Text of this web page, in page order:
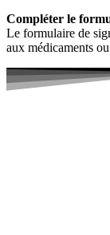
Compléter le
Le formulaire de
aux médicaments